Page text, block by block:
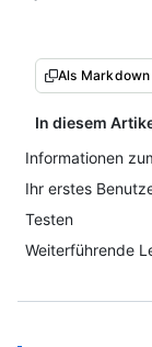
Als
In diesem
Informationen
Ihr erstes
Testen
Weiterführende